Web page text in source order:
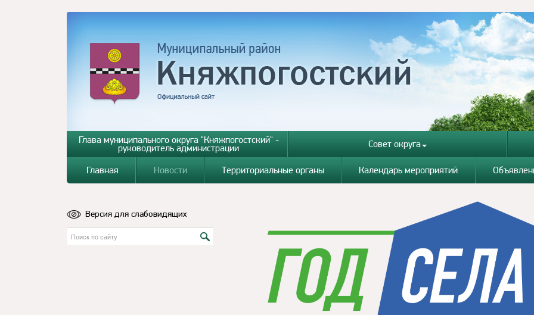
Глава муниципального округа "Княжпогостский" -
руководитель администрации Совет округа
Главная Новости Территориальные органы Календарь мероприятий
Версия для слабовидящих